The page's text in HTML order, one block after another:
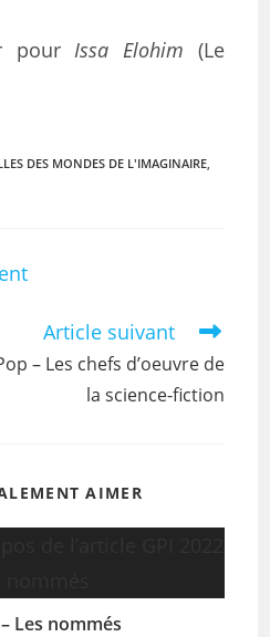
pourIssa Elohim (Le
DES MONDES DE L'IMAGINAIRE,
Article suivant
– Les chefs d’oeuvre de
la science-fiction
AIMER
Les nommés